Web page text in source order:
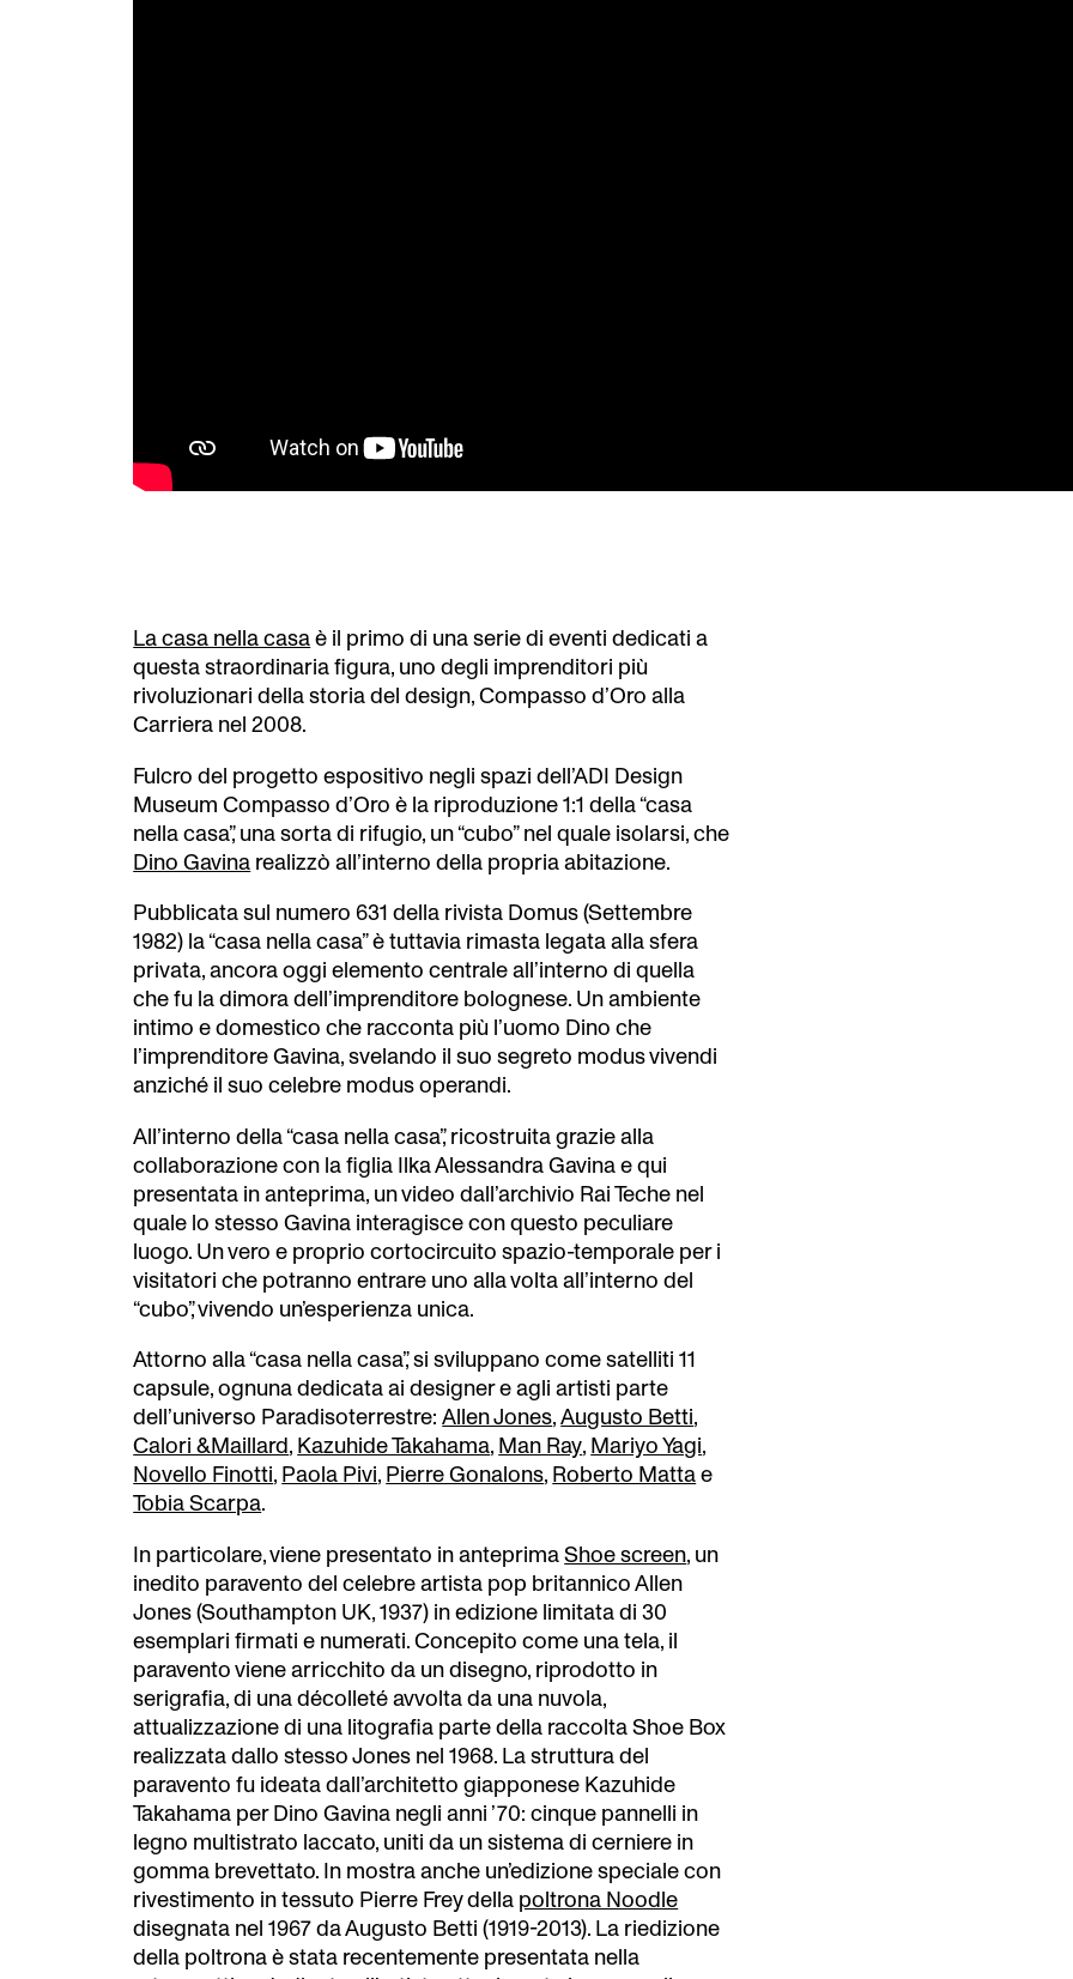
La casa nella casaè il primo di una serie di eventi dedicati a
questa straordinaria figura, uno degli imprenditori più
rivoluzionari della storia del design, Compasso d’Oro alla
Carriera nel 2008.
Fulcro del progetto espositivo negli spazi dell’ADI Design
Museum Compasso d’Oro è la riproduzione 1:1 della “casa
nella casa”, una sorta di rifugio, un “cubo” nel quale isolarsi, che
Dino Gavina realizzò all’interno della propria abitazione.
Pubblicata sul numero 631 della rivista Domus (Settembre
1982) la “casa nella casa” è tuttavia rimasta legata alla sfera
privata, ancora oggi elemento centrale all’interno di quella
che fu la dimora dell’imprenditore bolognese. Un ambiente
intimo e domestico che racconta più l’uomo Dino che
l’imprenditore Gavina, svelando il suo segreto modus vivendi
anziché il suo celebre modus operandi.
All’interno della “casa nella casa”, ricostruita grazie alla
collaborazione con la figlia Ilka Alessandra Gavina e qui
presentata in anteprima, un video dall’archivio Rai Teche nel
quale lo stesso Gavina interagisce con questo peculiare
luogo. Un vero e proprio cortocircuito spazio-temporale per i
visitatori che potranno entrare uno alla volta all’interno del
“cubo”, vivendo un’esperienza unica.
Attorno alla “casa nella casa”, si sviluppano come satelliti 11
capsule, ognuna dedicata ai designer e agli artisti parte
dell’universo Paradisoterrestre:Allen Jones,Augusto Betti,
Calori &Maillard, Kazuhide Takahama, Man Ray, Mariyo Yagi,
Novello Finotti, Paola Pivi, Pierre Gonalons, Roberto Mattae
Tobia Scarpa.
In particolare, viene presentato in anteprimaShoe screen, un
inedito paravento del celebre artista pop britannico Allen
Jones (Southampton UK, 1937) in edizione limitata di 30
esemplari firmati e numerati. Concepito come una tela, il
paravento viene arricchito da un disegno, riprodotto in
serigrafia, di una décolleté avvolta da una nuvola,
attualizzazione di una litografia parte della raccolta Shoe Box
realizzata dallo stesso Jones nel 1968. La struttura del
paravento fu ideata dall’architetto giapponese Kazuhide
Takahama per Dino Gavina negli anni ’70: cinque pannelli in
legno multistrato laccato, uniti da un sistema di cerniere in
gomma brevettato. In mostra anche un’edizione speciale con
rivestimento in tessuto Pierre Frey della poltrona Noodle
disegnata nel 1967 da Augusto Betti (1919-2013). La riedizione
della poltrona è stata recentemente presentata nella